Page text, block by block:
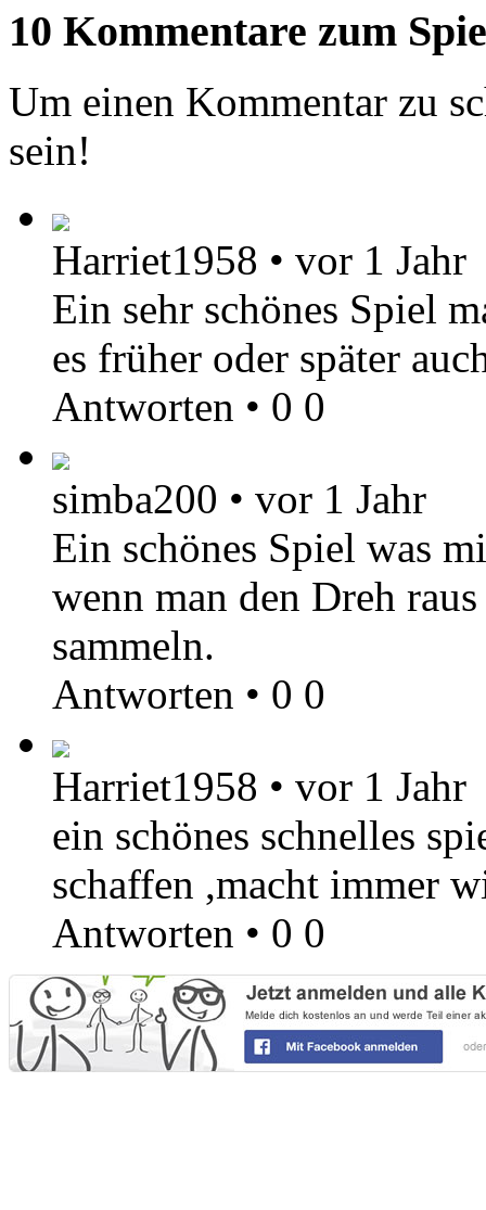
10 Kommentare zum
Um einen Kommentar zu
sein!
Harriet1958 • vor 1 Jahr
Ein sehr schönes Spiel
es früher oder später
Antworten • 0 0
simba200 • vor 1 Jahr
Ein schönes Spiel was
wenn man den Dreh
sammeln.
Antworten • 0 0
Harriet1958 • vor 1 Jahr
ein schönes schnelles
schaffen ,macht immer
Antworten • 0 0